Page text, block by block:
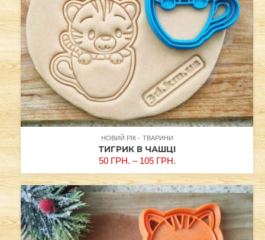
НОВИЙ РІК ТВАРИНИ
ТИГРИК В ЧАШЦІ
50 ГРН. – 105 ГРН.